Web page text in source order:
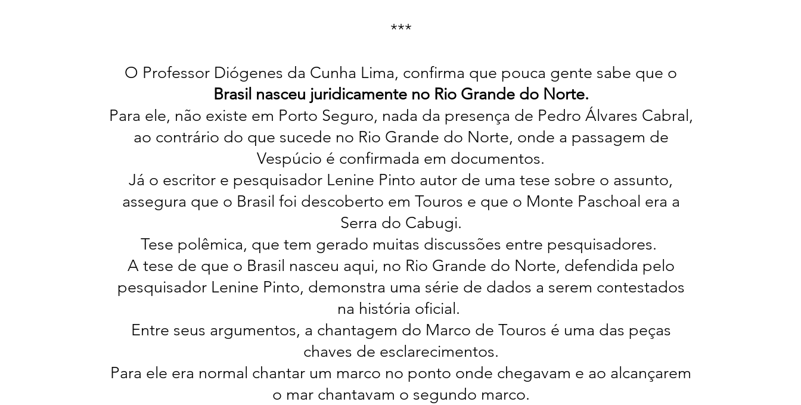
***
O Professor Diógenes da Cunha Lima, confirma que pouca gente sabe que o
Brasil nasceu juridicamente no Rio Grande do Norte.
Para ele, não existe em Porto Seguro, nada da presença de Pedro Álvares Cabral,
ao contrário do que sucede no Rio Grande do Norte, onde a passagem de
Vespúcio é confirmada em documentos.
Já o escritor e pesquisador Lenine Pinto autor de uma tese sobre o assunto,
assegura que o Brasil foi descoberto em Touros e que o Monte Paschoal era a
Serra do Cabugi.
Tese polêmica, que tem gerado muitas discussões entre pesquisadores.
A tese de que o Brasil nasceu aqui, no Rio Grande do Norte, defendida pelo
pesquisador Lenine Pinto, demonstra uma série de dados a serem contestados
na história oficial.
Entre seus argumentos, a chantagem do Marco de Touros é uma das peças
chaves de esclarecimentos.
Para ele era normal chantar um marco no ponto onde chegavam e ao alcançarem
o mar chantavam o segundo marco.